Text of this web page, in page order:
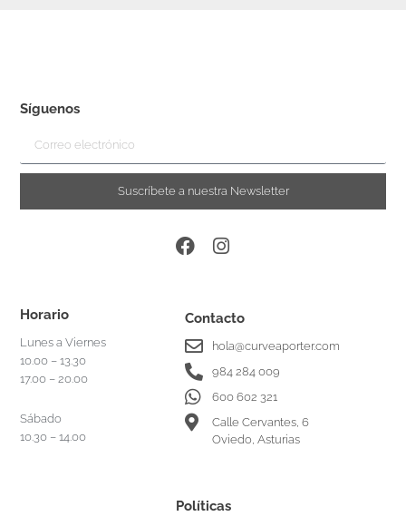
Síguenos
Suscríbete a nuestra Newsletter
Horario
Lunes a Viernes
10.00 – 13.30
17.00 – 20.00
Sábado
10.30 – 14.00
Contacto
hola@curveaporter.com
984 284 009
600 602 321
Calle Cervantes, 6
Oviedo, Asturias
Políticas